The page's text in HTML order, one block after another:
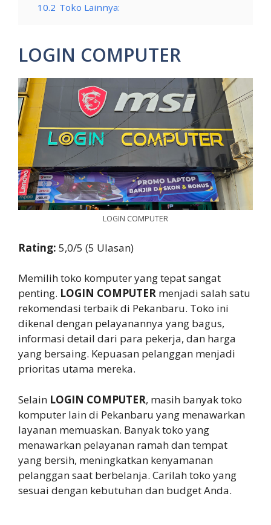
10.2 Toko Lainnya:
LOGIN COMPUTER
LOGIN COMPUTER
Rating: 5,0/5 (5 Ulasan)
Memilih toko komputer yang tepat sangat
penting. LOGIN COMPUTER menjadi salah satu
rekomendasi terbaik di Pekanbaru. Toko ini
dikenal dengan pelayanannya yang bagus,
informasi detail dari para pekerja, dan harga
yang bersaing. Kepuasan pelanggan menjadi
prioritas utama mereka.
Selain LOGIN COMPUTER, masih banyak toko
komputer lain di Pekanbaru yang menawarkan
layanan memuaskan. Banyak toko yang
menawarkan pelayanan ramah dan tempat
yang bersih, meningkatkan kenyamanan
pelanggan saat berbelanja. Carilah toko yang
sesuai dengan kebutuhan dan budget Anda.